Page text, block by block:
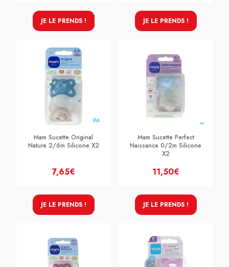
JE LE PRENDS ! JE LE PRENDS !
Mam Sucette Original
Nature 2/6m Silicone X2
7,65€
JE LE PRENDS !
Mam Sucette Perfect
Naissance 0/2m Silicone
X2
11,50€
JE LE PRENDS !